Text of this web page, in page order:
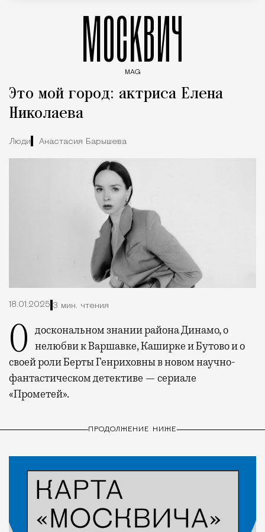
МОСКВИЧ
MAG
Это мой город: актриса Елена
Николаева
Люди Анастасия Барышева
18.01.2025 3 мин. чтения
О доскональном знании района Динамо, о нелюбви к Варшавке, Каширке и Бутово и о
своей роли Берты Генриховны в новом научно-
фантастическом детективе — сериале
«Прометей».
ПРОДОЛЖЕНИЕ НИЖЕ